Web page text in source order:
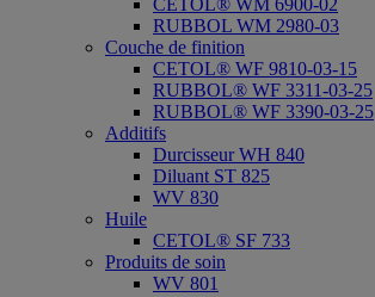
CETOL® WM 6900-02
RUBBOL WM 2980-03
Couche de finition
CETOL® WF 9810-03-15
RUBBOL® WF 3311-03-25
RUBBOL® WF 3390-03-25
Additifs
Durcisseur WH 840
Diluant ST 825
WV 830
Huile
CETOL® SF 733
Produits de soin
WV 801